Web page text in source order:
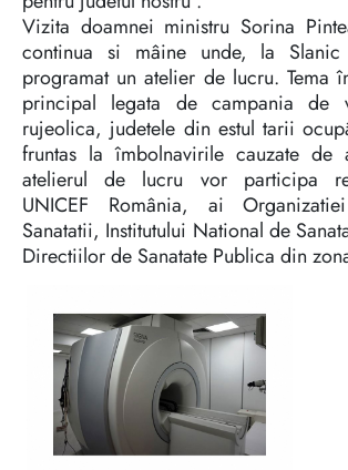
Vizita doamnei ministru Sorina
continua si mâine unde, la Slanic
programat un atelier de lucru. Tema
principal legata de campania de
rujeolica, judetele din estul tarii
fruntas la îmbolnavirile cauzate de
atelierul de lucru vor participa
UNICEF România, ai
Sanatatii, Institutului National de
Directiilor de Sanatate Publica din